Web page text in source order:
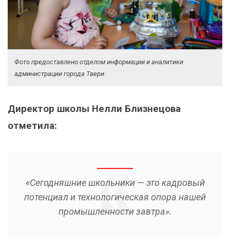
Фото предоставлено отделом информации и аналитики
администрации города Твери
Директор школы Нелли Близнецова
отметила:
«Сегодняшние школьники — это кадровый
потенциал и технологическая опора нашей
промышленности завтра».